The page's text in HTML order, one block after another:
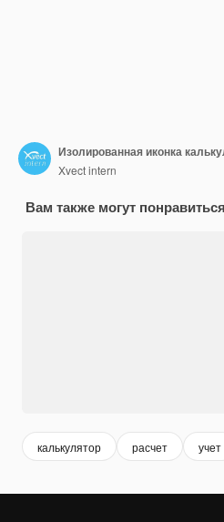
Изолированная иконка
Xvect intern
Вам также могут
калькулятор расчет учет